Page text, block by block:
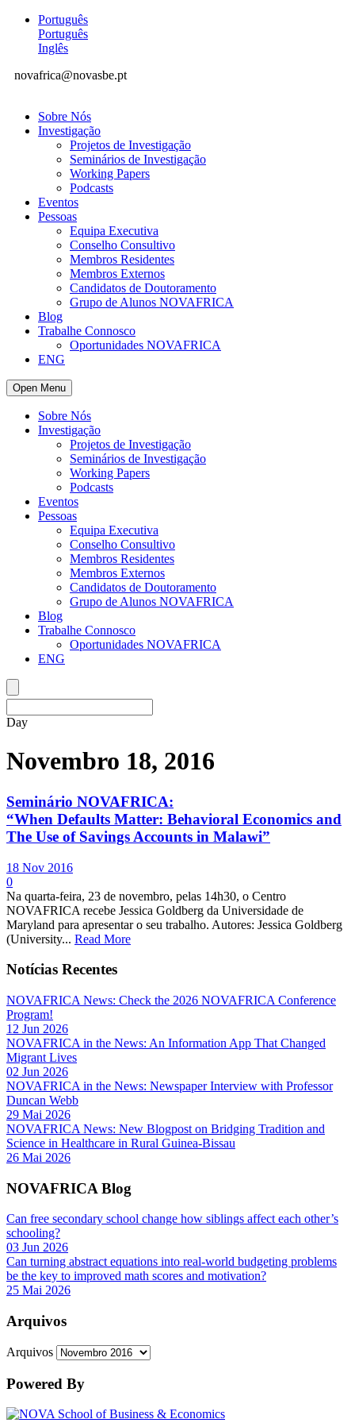
Português
Português
Inglês
novafrica@novasbe.pt
Sobre Nós
Investigação
Projetos de Investigação
Seminários de Investigação
Working Papers
Podcasts
Eventos
Pessoas
Equipa Executiva
Conselho Consultivo
Membros Residentes
Membros Externos
Candidatos de Doutoramento
Grupo de Alunos NOVAFRICA
Blog
Trabalhe Connosco
Oportunidades NOVAFRICA
ENG
Open Menu
Sobre Nós
Investigação
Projetos de Investigação
Seminários de Investigação
Working Papers
Podcasts
Eventos
Pessoas
Equipa Executiva
Conselho Consultivo
Membros Residentes
Membros Externos
Candidatos de Doutoramento
Grupo de Alunos NOVAFRICA
Blog
Trabalhe Connosco
Oportunidades NOVAFRICA
ENG
Day
Novembro 18, 2016
Seminário NOVAFRICA:
“When Defaults Matter: Behavioral Economics and
The Use of Savings Accounts in Malawi”
18 Nov 2016
0
Na quarta-feira, 23 de novembro, pelas 14h30, o Centro
NOVAFRICA recebe Jessica Goldberg da Universidade de
Maryland para apresentar o seu trabalho. Autores: Jessica Goldberg
(University... Read More
Notícias Recentes
NOVAFRICA News: Check the 2026 NOVAFRICA Conference
Program!
12 Jun 2026
NOVAFRICA in the News: An Information App That Changed
Migrant Lives
02 Jun 2026
NOVAFRICA in the News: Newspaper Interview with Professor
Duncan Webb
29 Mai 2026
NOVAFRICA News: New Blogpost on Bridging Tradition and
Science in Healthcare in Rural Guinea-Bissau
26 Mai 2026
NOVAFRICA Blog
Can free secondary school change how siblings affect each other’s
schooling?
03 Jun 2026
Can turning abstract equations into real-world budgeting problems
be the key to improved math scores and motivation?
25 Mai 2026
Arquivos
Arquivos
Powered By